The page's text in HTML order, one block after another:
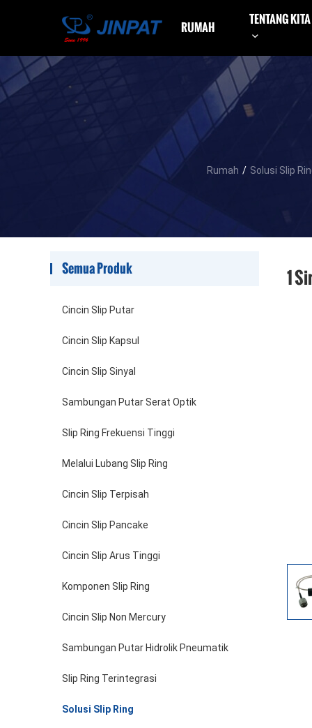
RUMAH TENTANG KITA
Rumah / Solusi Slip
Semua Produk
Cincin Slip Putar
Cincin Slip Kapsul
Cincin Slip Sinyal
Sambungan Putar Serat Optik
Slip Ring Frekuensi Tinggi
Melalui Lubang Slip Ring
Cincin Slip Terpisah
Cincin Slip Pancake
Cincin Slip Arus Tinggi
Komponen Slip Ring
Cincin Slip Non Mercury
Sambungan Putar Hidrolik Pneumatik
Slip Ring Terintegrasi
Solusi Slip Ring
1